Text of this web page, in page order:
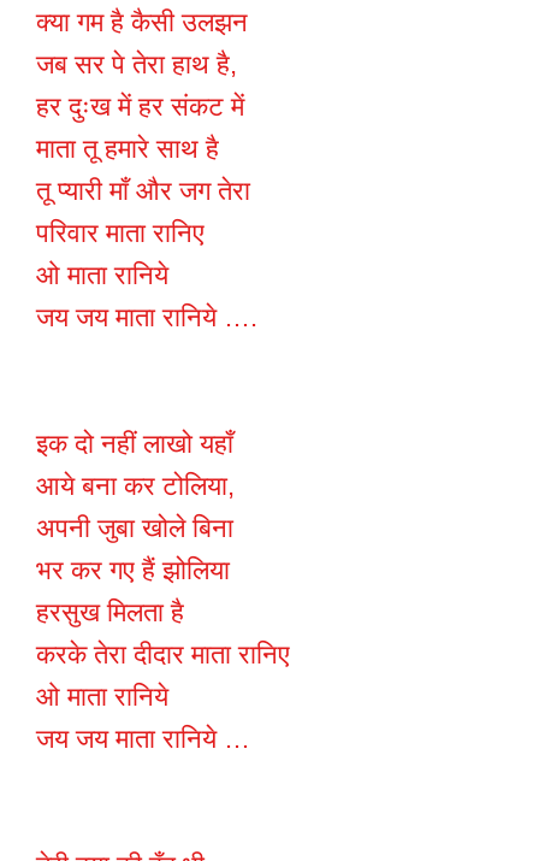
क्या गम है कैसी उलझन
जब सर पे तेरा हाथ है,
हर दुःख में हर संकट में
माता तू हमारे साथ है
तू प्यारी माँ और जग तेरा
परिवार माता रानिए
ओ माता रानिये
जय जय माता रानिये ….
इक दो नहीं लाखो यहाँ
आये बना कर टोलिया,
अपनी जुबा खोले बिना
भर कर गए हैं झोलिया
हरसुख मिलता है
करके तेरा दीदार माता रानिए
ओ माता रानिये
जय जय माता रानिये …